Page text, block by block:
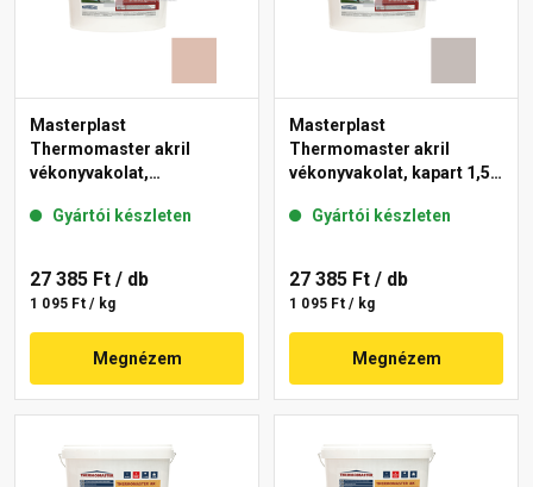
Masterplast
Thermomaster akril
vékonyvakolat,
13-D 25 kg
Gyártói készleten
27 385 Ft / db
1 095 Ft / kg
Megnézem
Masterplast
Thermomaster akril
vékonyvakolat, kapart 1,5
Gyártói készleten
27 385 Ft / db
1 095 Ft / kg
Megnézem